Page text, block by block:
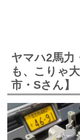
ヤマハ2馬力
も、こりゃ
市・Sさん】